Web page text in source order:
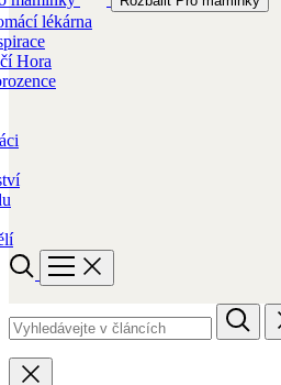
lékárna
Hora